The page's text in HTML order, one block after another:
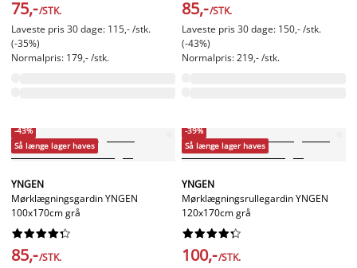
75,-/STK.
Laveste pris 30 dage: 115,- /stk.
(-35%)
Normalpris: 179,- /stk.
85,-/STK.
Laveste pris 30 dage: 150,- /stk.
(-43%)
Normalpris: 219,- /stk.
-43%
Så længe lager haves
YNGEN
Mørklægningsgardin YNGEN
100x170cm grå






85,-/STK.
-39%
Så længe lager haves
YNGEN
Mørklægningsrullegardin YNGEN
120x170cm grå






100,-/STK.